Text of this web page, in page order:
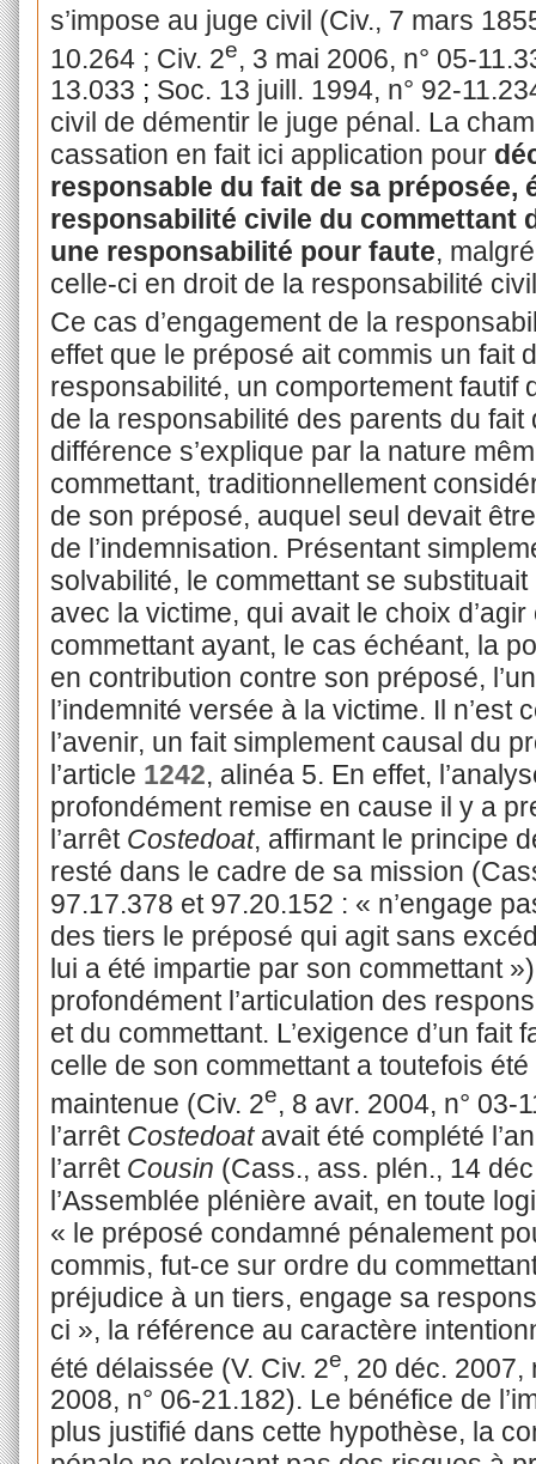
s’impose au juge civil (Civ., 7 mars
10.264 ; Civ. 2e
, 3 mai 2006, n° 05-
13.033 ; Soc. 13 juill. 1994, n° 92-
civil de démentir le juge pénal. La
cassation en fait ici application pour
responsable du fait de sa préposée,
responsabilité civile du commettant
une responsabilité pour faute,
celle-ci en droit de la responsabilité
Ce cas d’engagement de la
effet que le préposé ait commis un fait
responsabilité, un comportement fautif
de la responsabilité des parents du
différence s’explique par la nature
commettant, traditionnellement
de son préposé, auquel seul devait
de l’indemnisation. Présentant
solvabilité, le commettant se
avec la victime, qui avait le choix d’agir
commettant ayant, le cas échéant, la
en contribution contre son préposé,
l’indemnité versée à la victime. Il n’est
l’avenir, un fait simplement causal du
l’article 1242, alinéa 5. En effet,
profondément remise en cause il y a
l’arrêt Costedoat, affirmant le principe
resté dans le cadre de sa mission
97.17.378 et 97.20.152 : « n’engage
des tiers le préposé qui agit sans
lui a été impartie par son commettant
profondément l’articulation des
et du commettant. L’exigence d’un
celle de son commettant a toutefois
maintenue (Civ. 2e, 8 avr. 2004, n° 03-
l’arrêt Costedoatavait été complété
l’arrêt Cousin (Cass., ass. plén., 14
l’Assemblée plénière avait, en toute
« le préposé condamné pénalement
commis, fut-ce sur ordre du
préjudice à un tiers, engage sa
ci », la référence au caractère
été délaissée (V. Civ. 2e
, 20 déc.
2008, n° 06-21.182). Le bénéfice de
plus justifié dans cette hypothèse, la